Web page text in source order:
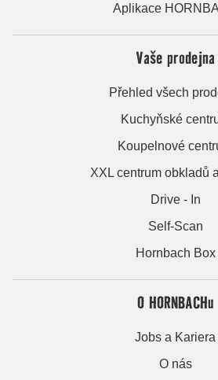
Aplikace
Vaše prodejna
Přehled všech
Kuchyňské
Koupelnové
XXL centrum obkladů
Drive - In
Self-Scan
Hornbach Box
O HORNBACHu
Jobs a Kariera
O nás